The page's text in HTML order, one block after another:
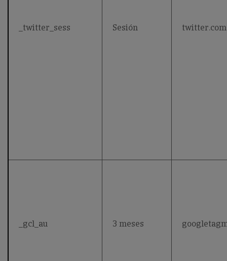
_twitter_sess Sesión twitter.com
_gcl_au 3 meses